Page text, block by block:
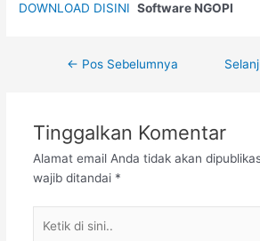
DOWNLOAD DISINI Software NGOPI
← Pos Sebelumnya
Tinggalkan Komentar
Alamat email Anda tidak akan
wajib ditandai *